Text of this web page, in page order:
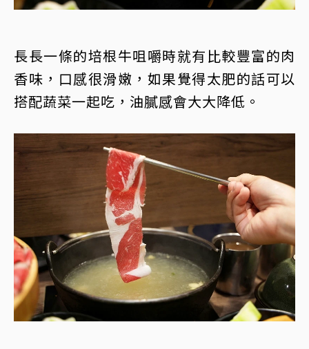
長長一條的培根牛咀嚼時就有比較豐富的肉
香味，口感很滑嫩，如果覺得太肥的話可以
搭配蔬菜一起吃，油膩感會大大降低。